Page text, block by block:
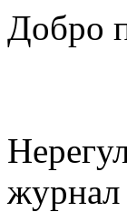
Добро
журнал